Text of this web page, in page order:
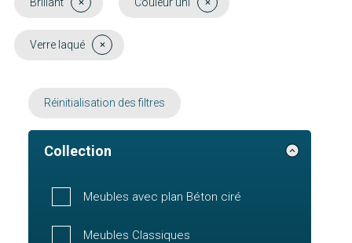
Verre laqué
Réinitialisation des filtres
Collection
Meubles avec plan Béton ciré
Meubles Classiques